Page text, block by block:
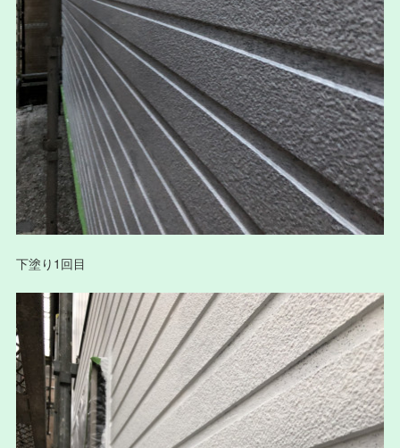
下塗り1回目